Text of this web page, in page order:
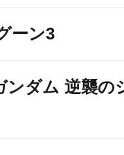
ーン3
ンダム 逆襲の